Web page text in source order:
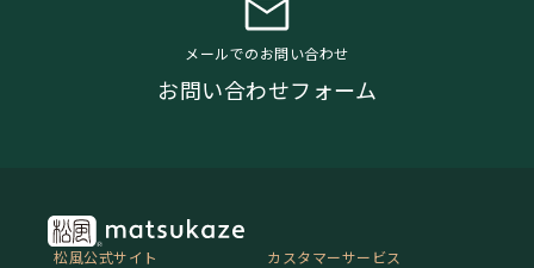
メールでのお問い合わせ
お問い合わせフォーム
松風公式サイト カスタマーサービス